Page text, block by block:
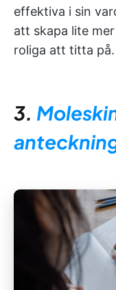
effektiva i sin
att skapa lite
roliga att titta på.
3.